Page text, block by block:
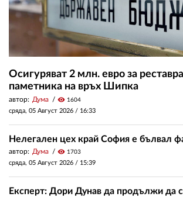
Осигуряват 2 млн. евро за
паметника на връх Шипка
автор: Дума visibility 1604
сряда, 05 Август 2026 / 16:33
Нелегален цех край София е бълвал
автор: Дума visibility 1703
сряда, 05 Август 2026 / 15:39
Експерт: Дори Дунав да продължи да